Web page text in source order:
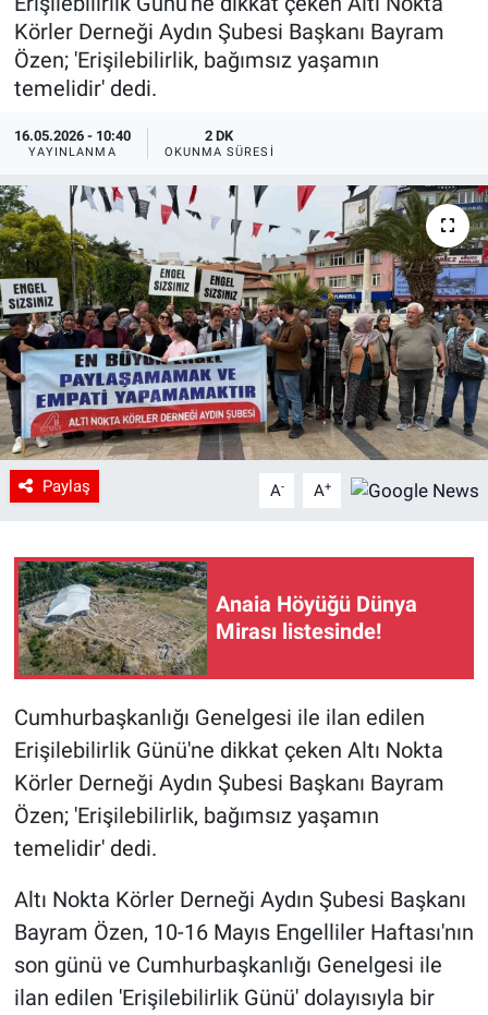
Körler Derneği Aydın Şubesi Başkanı Bayram
Özen; 'Erişilebilirlik, bağımsız yaşamın
temelidir' dedi.
16.05.2026 - 10:40
YAYINLANMA
2 DK
OKUNMA SÜRESI
Paylaş A- A+
Anaia Höyüğü Dünya
Mirası listesinde!
Cumhurbaşkanlığı Genelgesi ile ilan edilen
Erişilebilirlik Günü'ne dikkat çeken Altı Nokta
Körler Derneği Aydın Şubesi Başkanı Bayram
Özen; 'Erişilebilirlik, bağımsız yaşamın
temelidir' dedi.
Altı Nokta Körler Derneği Aydın Şubesi Başkanı
Bayram Özen, 10-16 Mayıs Engelliler Haftası'nın
son günü ve Cumhurbaşkanlığı Genelgesi ile
ilan edilen 'Erişilebilirlik Günü' dolayısıyla bir